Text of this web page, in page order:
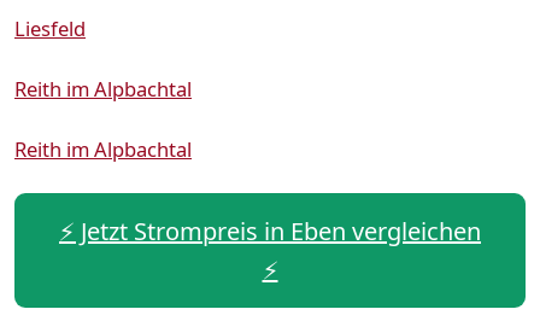
Liesfeld
Reith im Alpbachtal
Reith im Alpbachtal
⚡️ Jetzt Strompreis in Eben vergleichen
⚡️